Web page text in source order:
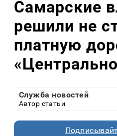
Самарские
решили не
платную
Служба новостей
Автор статьи